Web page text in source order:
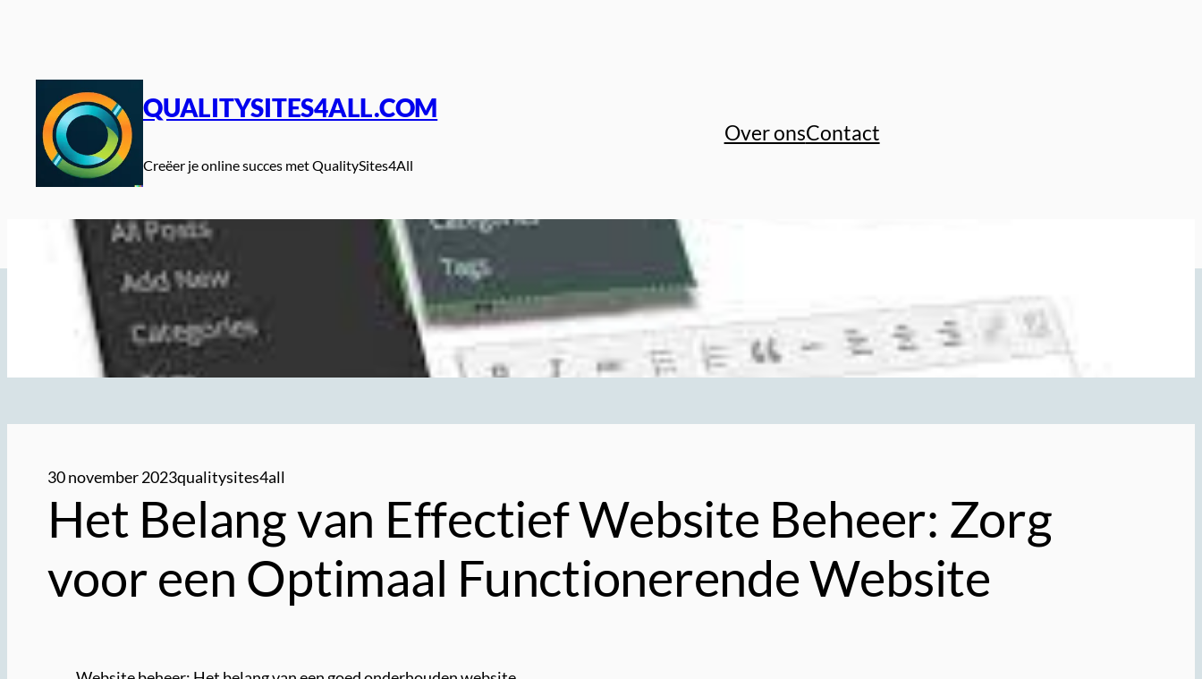
QUALITYSITES4ALL.COM
Creëer je online succes met QualitySites4All
Over onsContact
30 november 2023qualitysites4all
Het Belang van Effectief Website Beheer: Zorg
voor een Optimaal Functionerende Website